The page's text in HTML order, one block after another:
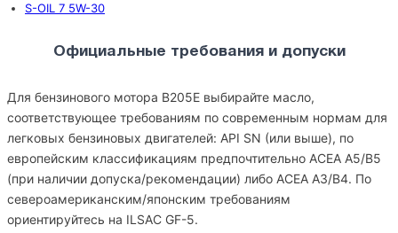
S-OIL 7 5W-30
Официальные требования и допуски
Для бензинового мотора B205E выбирайте масло,
соответствующее требованиям по современным нормам для
легковых бензиновых двигателей: API SN (или выше), по
европейским классификациям предпочтительно ACEA A5/B5
(при наличии допуска/рекомендации) либо ACEA A3/B4. По
североамериканским/японским требованиям
ориентируйтесь на ILSAC GF-5.